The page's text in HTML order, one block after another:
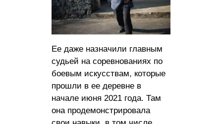
Ее даже назначили главным
судьей на соревнованиях по
боевым искусствам, которые
прошли в ее деревне в
начале июня 2021 года. Там
она продемонстрировала